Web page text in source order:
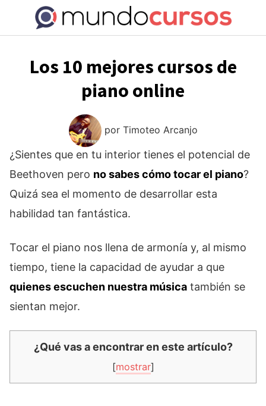
contenido
Los 10 mejores cursos de
piano online
por Timoteo Arcanjo
¿Sientes que en tu interior tienes el potencial de
Beethoven pero no sabes cómo tocar el piano?
Quizá sea el momento de desarrollar esta
habilidad tan fantástica.
Tocar el piano nos llena de armonía y, al mismo
tiempo, tiene la capacidad de ayudar a que
quienes escuchen nuestra música también se
sientan mejor.
¿Qué vas a encontrar en este artículo?
[mostrar]